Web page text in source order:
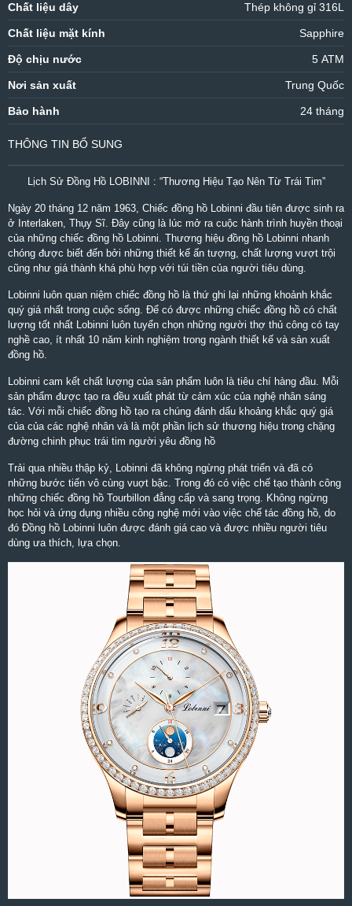
Chất liệu dây Thép không gỉ 316L
Chất liệu mặt kính Sapphire
Độ chịu nước 5 ATM
Nơi sản xuất Trung Quốc
Bảo hành 24 tháng
THÔNG TIN BỔ SUNG
Lịch Sử Đồng Hồ LOBINNI : “Thương Hiệu Tạo Nên Từ Trái Tim”
Ngày 20 tháng 12 năm 1963, Chiếc đồng hồ Lobinni đầu tiên được sinh ra
ở Interlaken, Thụy Sĩ. Đây cũng là lúc mở ra cuộc hành trình huyền thoại
của những chiếc đồng hồ Lobinni. Thương hiệu đồng hồ Lobinni nhanh
chóng được biết đến bởi những thiết kế ấn tượng, chất lượng vượt trội
cũng như giá thành khá phù hợp với túi tiền của người tiêu dùng.
Lobinni luôn quan niệm chiếc đồng hồ là thứ ghi lại những khoảnh khắc
quý giá nhất trong cuộc sống. Để có được những chiếc đồng hồ có chất
lượng tốt nhất Lobinni luôn tuyển chọn những người thợ thủ công có tay
nghề cao, ít nhất 10 năm kinh nghiệm trong ngành thiết kế và sản xuất
đồng hồ.
Lobinni cam kết chất lượng của sản phẩm luôn là tiêu chí hàng đầu. Mỗi
sản phẩm được tạo ra đều xuất phát từ cảm xúc của nghệ nhân sáng
tác. Với mỗi chiếc đồng hồ tạo ra chúng đánh dấu khoảng khắc quý giá
của của các nghệ nhân và là một phần lịch sử thương hiệu trong chặng
đường chinh phục trái tim người yêu đồng hồ
Trải qua nhiều thập kỷ, Lobinni đã không ngừng phát triển và đã có
những bước tiến vô cùng vuợt bậc. Trong đó có việc chế tạo thành công
những chiếc đồng hồ Tourbillon đẳng cấp và sang trọng. Không ngừng
học hỏi và ứng dụng nhiều công nghệ mới vào việc chế tác đồng hồ, do
đó Đồng hồ Lobinni luôn được đánh giá cao và được nhiều người tiêu
dùng ưa thích, lựa chọn.